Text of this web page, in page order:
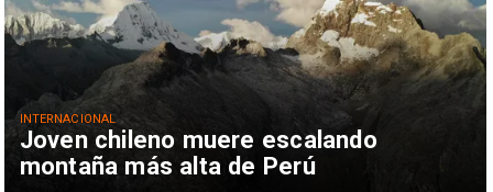
Joven chileno muere escalando
montaña más alta de Perú
INTERNACIONAL